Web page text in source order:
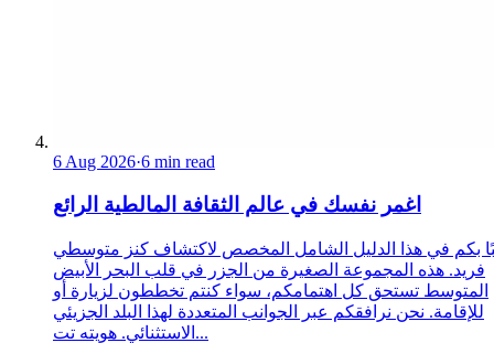
6 Aug 2026·6 min read
اغمر نفسك في عالم الثقافة المالطية الرائع
بكم في هذا الدليل الشامل المخصص لاكتشاف كنز متوسطي
فريد. هذه المجموعة الصغيرة من الجزر في قلب البحر الأبيض
المتوسط تستحق كل اهتمامكم، سواء كنتم تخططون لزيارة أو
للإقامة. نحن نرافقكم عبر الجوانب المتعددة لهذا البلد الجزيئي
الاستثنائي. هويته تت...